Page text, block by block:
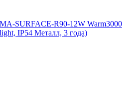
SURFACE-R90-12W Warm3000
IP54 Металл, 3 года)